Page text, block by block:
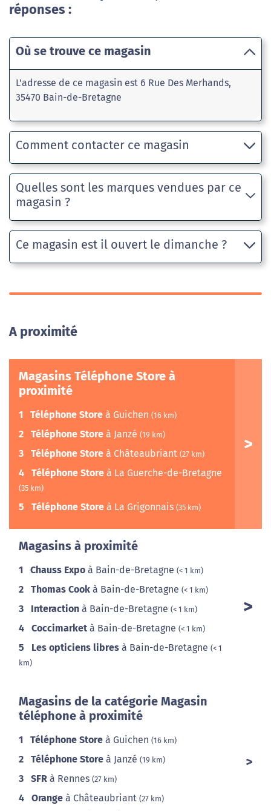
réponses :
Où se trouve ce magasin
L'adresse de ce magasin est 6 Rue Des Merhands,
35470 Bain-de-Bretagne
Comment contacter ce magasin
Quelles sont les marques vendues par ce
magasin ?
Ce magasin est il ouvert le dimanche ?
A proximité
Magasins Téléphone Store à
proximité
1 Téléphone Store à Guichen (16 km)
2 Téléphone Store à Janzé (19 km)
3 Téléphone Store à Châteaubriant (27 km)
4 Téléphone Store à La Guerche-de-Bretagne
(35 km)
5 Téléphone Store à La Grigonnais (35 km)
Magasins à proximité
1 Chauss Expo à Bain-de-Bretagne (< 1 km)
2 Thomas Cook à Bain-de-Bretagne (< 1 km)
3 Interaction à Bain-de-Bretagne (< 1 km)
4 Coccimarket à Bain-de-Bretagne (< 1 km)
5 Les opticiens libres à Bain-de-Bretagne (< 1
km)
Magasins de la catégorie Magasin
téléphone à proximité
1 Téléphone Store à Guichen (16 km)
2 Téléphone Store à Janzé (19 km)
3 SFR à Rennes (27 km)
4 Orange à Châteaubriant (27 km)